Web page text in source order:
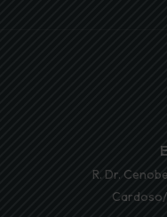
R. Dr.